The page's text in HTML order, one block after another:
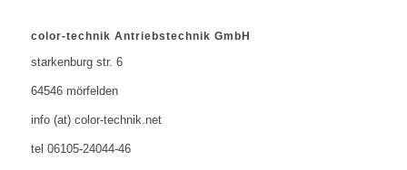
color-technik Antriebstechnik GmbH
starkenburg str. 6
64546 mörfelden
info (at) color-technik.net
tel 06105-24044-46